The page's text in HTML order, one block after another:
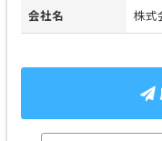
会社名 株式